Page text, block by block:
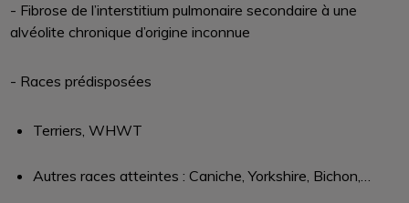
- Fibrose de l’interstitium pulmonaire secondaire à une
alvéolite chronique d’origine inconnue
- Races prédisposées
Terriers, WHWT
Autres races atteintes : Caniche, Yorkshire, Bichon,…